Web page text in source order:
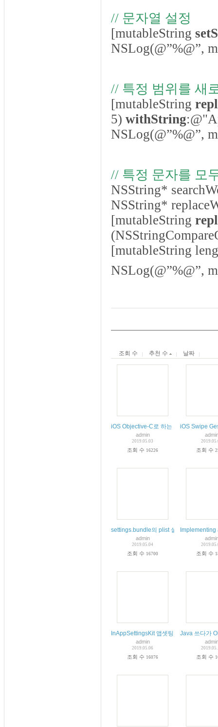
// 문자열 설정
[mutableString
NSLog(@”%@”,
// 특정 범위를 새
[mutableString
5) withString
NSLog(@”%@”,
// 특정 문자를 모
NSString*
NSString*
[mutableString
[mutableString
NSLog(@”%@”,
조회 수 추천 수 날짜
iOS Objective-C로 하는 비동기 처리
admin
2019.05.03
조회 수 16226
iOS Swipe
조회 수
settings.bundle의 plist 설정 키값저장 여
admin
2019.05.04
조회 수 16700 조회 수
InAppSettingsKit 앱셋팅 코딩 오픈 소스
admin
2019.05.06
조회 수 16076
Java 쓰다가
조회 수